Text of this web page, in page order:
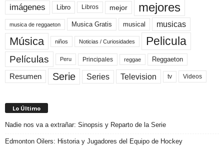
imágenes Libro Libros mejor mejores
musica de reggaeton Musica Gratis musical musicas
Música niños Noticias / Curiosidades Pelicula
Películas Peru Principales reggae Reggaeton
Resumen Serie Series Television tv Videos
Lo Último
Nadie nos va a extrañar: Sinopsis y Reparto de la Serie
Edmonton Oilers: Historia y Jugadores del Equipo de Hockey